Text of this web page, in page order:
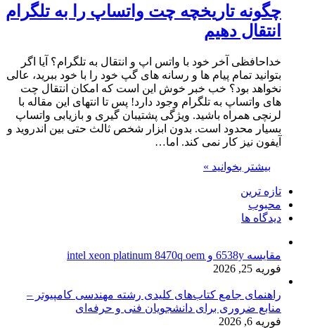
چگونه تاریخچه چت واتساپ را به تلگرام
انتقال دهیم
خداحافظی آخر خود با واتس اپ و انتقال به تلگرام؟ آیا اگر
بتوانید تمام پیام ها و رسانه های گپ خود را با خود ببرید، عالی
نخواهد بود؟ خب خبر خوش این است که امکان انتقال چت
های واتساپ به تلگرام وجود دارد! پس تا انتهای این مقاله با
لرنچی همراه باشید. ویژگی پشتیبان گیری و بازیابی واتساپ
بسیار محدود است. بدون ابزار شخص ثالث حتی بین اندروید و
آیفون نیز کار نمی کند. اما…
بیشتر بخوانید »
تازه ترین
محبوب
دیدگاه ها
مقایسه 6538y و intel xeon platinum 8470q oem
فوریه 25, 2026
راهنمای جامع کتاب‌های کلیدی رشته مهندسی کامپیوتر –
منابع ضروری برای دانشجویان فنی و حرفه‌ای
فوریه 6, 2026